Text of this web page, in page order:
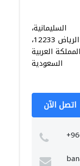
السليمانية،
الرياض 12233،
المملكة العربية
السعودية
اتصل الآن